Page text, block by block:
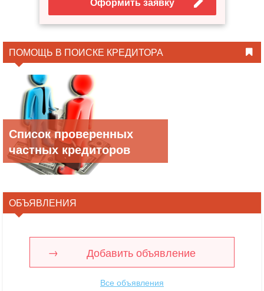
ПОМОЩЬ В ПОИСКЕ КРЕДИТОРА
Список проверенных
частных кредиторов
ОБЪЯВЛЕНИЯ
Добавить объявление
Все объявления